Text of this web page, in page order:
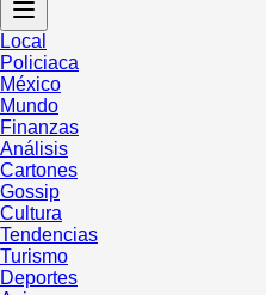
Local
Policiaca
México
Mundo
Finanzas
Análisis
Cartones
Gossip
Cultura
Tendencias
Turismo
Deportes